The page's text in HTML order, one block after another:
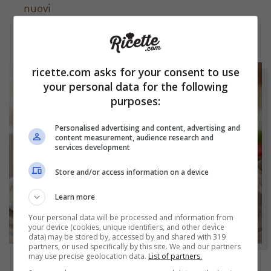
nuovi
ricette.com asks for your consent to use
your personal data for the following
purposes:
Personalised advertising and content, advertising and
content measurement, audience research and
services development
Store and/or access information on a device
Learn more
Your personal data will be processed and information from
your device (cookies, unique identifiers, and other device
data) may be stored by, accessed by and shared with 319
partners, or used specifically by this site. We and our partners
may use precise geolocation data. List of partners.